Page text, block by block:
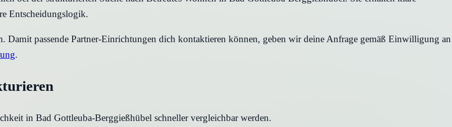
Entscheidungslogik.
passende Partner-Einrichtungen dich kontaktieren können, geben wir deine Anfrage gemäß Einwilligung an
.
in Bad Gottleuba-Berggießhübel schneller vergleichbar werden.